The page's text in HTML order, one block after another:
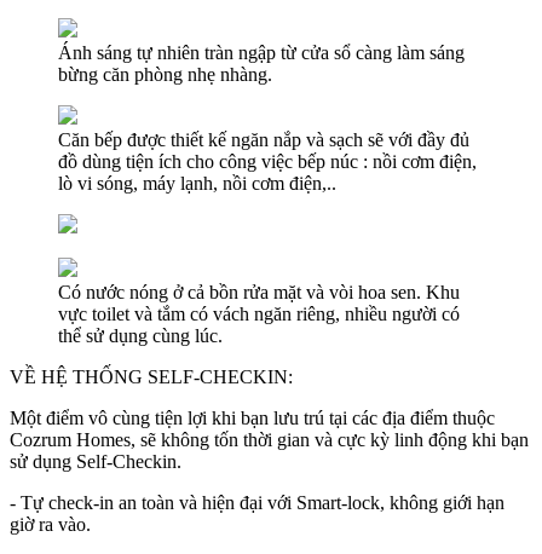
Ánh sáng tự nhiên tràn ngập từ cửa sổ càng làm sáng
bừng căn phòng nhẹ nhàng.
Căn bếp được thiết kế ngăn nắp và sạch sẽ với đầy đủ
đồ dùng tiện ích cho công việc bếp núc : nồi cơm điện,
lò vi sóng, máy lạnh, nồi cơm điện,..
Có nước nóng ở cả bồn rửa mặt và vòi hoa sen. Khu
vực toilet và tắm có vách ngăn riêng, nhiều người có
thể sử dụng cùng lúc.
VỀ HỆ THỐNG SELF-CHECKIN:
Một điểm vô cùng tiện lợi khi bạn lưu trú tại các địa điểm thuộc
Cozrum Homes, sẽ không tốn thời gian và cực kỳ linh động khi bạn
sử dụng Self-Checkin.
- Tự check-in an toàn và hiện đại với Smart-lock, không giới hạn
giờ ra vào.